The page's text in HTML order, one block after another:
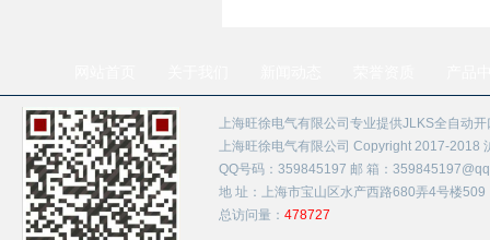
上海旺徐电气有限公司专业提供JLKS全自动
上海旺徐电气有限公司 Copyright 2017-2018
QQ号码：359845197 邮 箱：
地 址：上海市宝山区水产西路680弄4号楼509
总访问量： 478727